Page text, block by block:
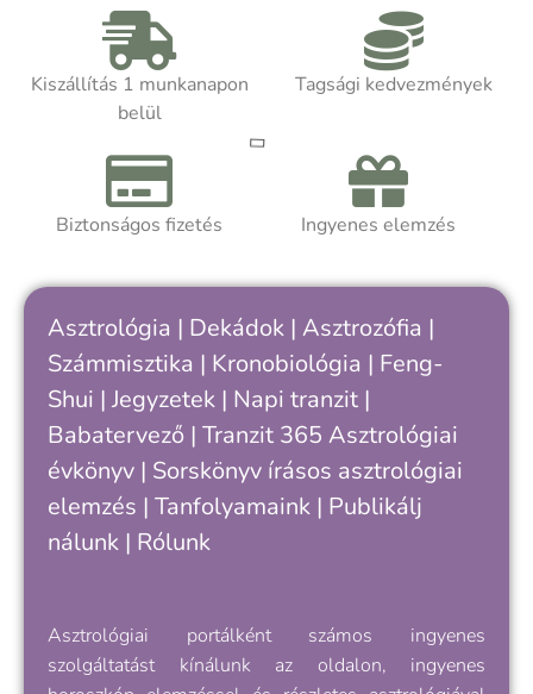
Kiszállítás 1 munkanapon
belül
Tagsági kedvezmények
Biztonságos fizetés Ingyenes elemzés
Asztrológia | Dekádok | Asztrozófia |
Számmisztika | Kronobiológia | Feng-
Shui | Jegyzetek | Napi tranzit |
Babatervező | Tranzit 365 Asztrológiai
évkönyv | Sorskönyv írásos asztrológiai
elemzés | Tanfolyamaink | Publikálj
nálunk | Rólunk
Asztrológiai portálként számos ingyenes
szolgáltatást kínálunk az oldalon, ingyenes